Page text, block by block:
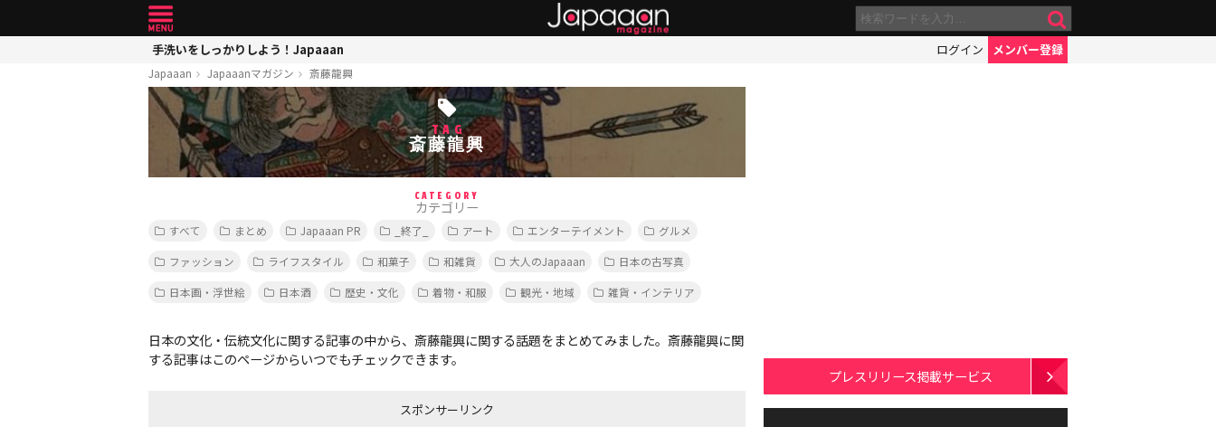
手洗いをしっかりしよう！Japaaan ログイン メンバー登録
Japaaan Japaaanマガジン 斎藤龍興
TAG
斎藤龍興
CATEGORY
カテゴリー
すべて まとめ Japaaan PR _終了_ アート エンターテイメント
グルメ
ファッション
ライフスタイル 和菓子 和雑貨 大人のJapaaan
日本の古写真
日本画・浮世絵
日本酒 歴史・文化 着物・和服 観光・地域 雑貨・インテリア
日本の文化・伝統文化に関する記事の中から、斎藤龍興に関する話題をまとめてみました。斎藤龍興に関
する記事はこのページからいつでもチェックできます。
スポンサーリンク
プレスリリース掲載サービス